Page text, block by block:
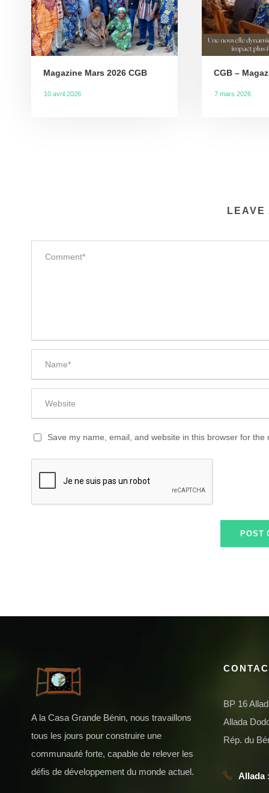
Magazine Mars 2026 CGB
10 avril 2026
CGB –
7 mars 2026
LEAVE
Save my name, email, and website in this browser for the
A la Casa Grande Bénin, nous travaillons
tous les jours pour construire une
communauté forte, capable de relever les
défis de développement du monde actuel.
BP 16
Allada
Rép. du
Allada: